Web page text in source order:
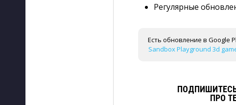
Регулярные
Есть обновление в Google
Sandbox Playground 3d
ПРО